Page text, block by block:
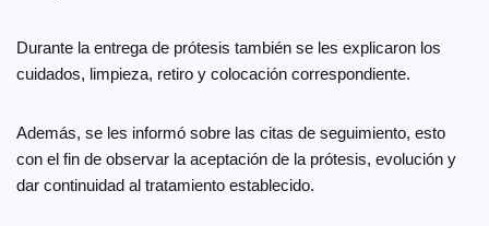
Durante la entrega de prótesis también se les explicaron los
cuidados, limpieza, retiro y colocación correspondiente.
Además, se les informó sobre las citas de seguimiento, esto
con el fin de observar la aceptación de la prótesis, evolución y
dar continuidad al tratamiento establecido.